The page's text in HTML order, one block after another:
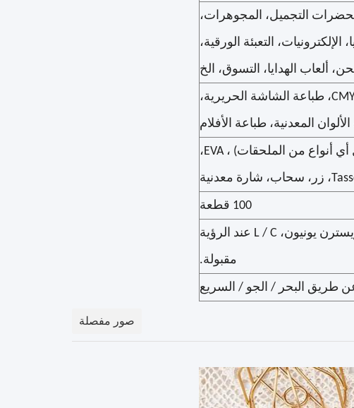
التجميل، المجوهرات،
الإلكترونيات، التعبئة الورقية،
ألعاب الهدايا، التسوق، الخ
طباعة الأوفست بالألوان CMYK 4، طباعة CMYK + 2C، طباعة الشاشة الحريرية،
PVC/PET/PP نافذة، شريط، مغناطيس ((نحن نقبل أي أنواع من الملحقات) ، EVA،
100 قطعة
30% دفع مقدم + 70% رصيد قبل الشحن؛ T / T، ويسترن يونيون، L / C عند الرؤية
مقبولة.
طريق البحر / الجو / السريع
صور مفصلة